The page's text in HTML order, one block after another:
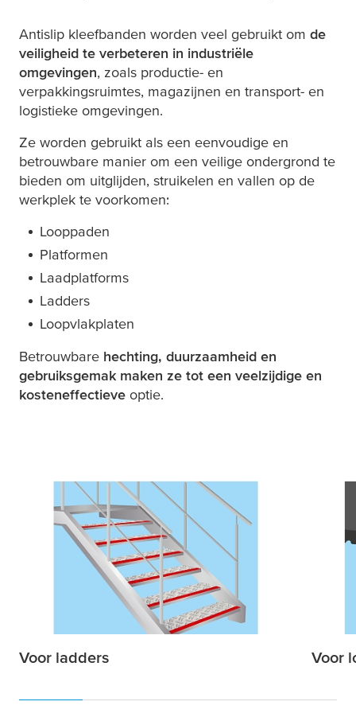
Antislip kleefbanden worden veel gebruikt om de
veiligheid te verbeteren in industriële
omgevingen, zoals productie- en
verpakkingsruimtes, magazijnen en transport- en
logistieke omgevingen.
Ze worden gebruikt als een eenvoudige en
betrouwbare manier om een veilige ondergrond te
bieden om uitglijden, struikelen en vallen op de
werkplek te voorkomen:
Looppaden
Platformen
Laadplatforms
Ladders
Loopvlakplaten
Betrouwbare hechting, duurzaamheid en
gebruiksgemak maken ze tot een veelzijdige en
kosteneffectieve optie.
Voor ladders Voor